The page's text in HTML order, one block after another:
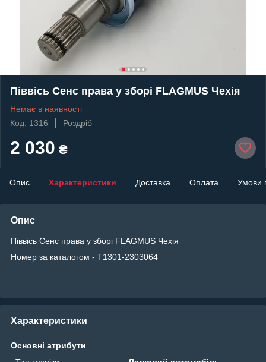
Піввісь Сенс права у зборі FLAGMUS Чехія
Немає в наявності
Код: 1316
Роздріб
2 030 ₴
Опис Характеристики Доставка Оплата Умови
Опис
Піввісь Сенс права у зборі FLAGMUS Чехія
Номер за каталогом - T1301-2303064
Характеристики
Основні атрибути